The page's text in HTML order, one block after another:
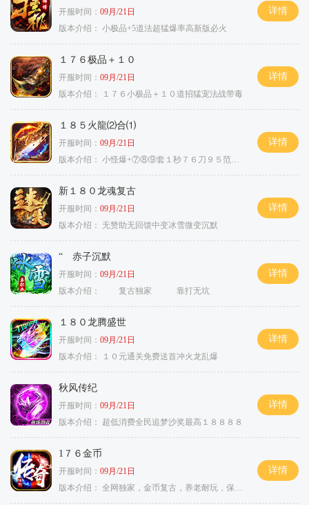
开服时间： 09月/21日
版本介绍： 小极品+5道法超猛爆率高新版必火
详情
１７６极品＋１０
开服时间： 09月/21日
版本介绍：
１７６小极品＋１０道招猛宠法战带毒
详情
１８５火龍⑵合⑴
开服时间： 09月/21日
版本介绍： 小怪爆+⑦⑧⑨套１秒７６刀９５范围捡
详情
新１８０龙魂复古
开服时间： 09月/21日
版本介绍： 无赞助无回馈中变冰雪微变沉默
详情
“ 赤子沉默
开服时间： 09月/21日
版本介绍：
复古独家 靠打无坑
详情
１８０龙腾盛世
开服时间： 09月/21日
版本介绍：
１０元通关免费送首冲火龙乱爆
详情
秋风传纪
开服时间： 09月/21日
版本介绍：
超低消费全民追梦沙奖最高１８８８８
详情
1７６金币
开服时间： 09月/21日
版本介绍： 全网独家，金币复古，养老耐玩，保底回収
详情